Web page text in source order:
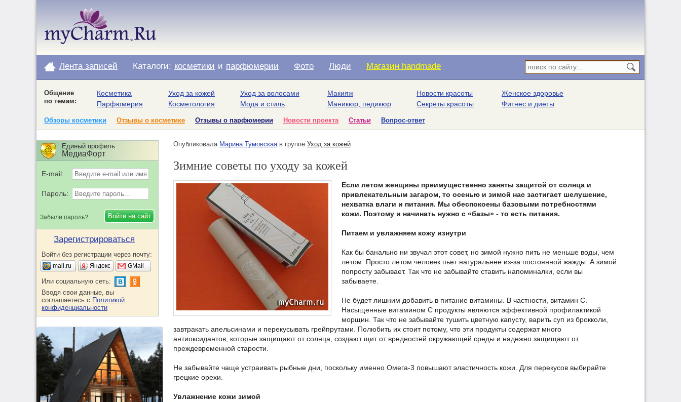
Лента записей Каталоги: косметики и парфюмерии Фото Люди Магазин handmade
Общение
по темам:
Косметика
Парфюмерия
Уход за кожей
Косметология
Уход за волосами
Мода и стиль
Макияж
Маникюр, педикюр
Новости красоты
Секреты красоты
Женское здоровье
Фитнес и диеты
Обзоры косметики Отзывы о косметике Отзывы о парфюмерии Новости проекта Статьи Вопрос-ответ
Опубликовала Марина Тумовская в группе Уход за кожей
Зимние советы по уходу за кожей
Если летом женщины преимущественно заняты защитой от солнца и
привлекательным загаром, то осенью и зимой нас застигает шелушение,
нехватка влаги и питания. Мы обеспокоены базовыми потребностями
кожи. Поэтому и начинать нужно с «базы» - то есть питания.
Питаем и увлажняем кожу изнутри
Как бы банально ни звучал этот совет, но зимой нужно пить не меньше воды, чем
летом. Просто летом человек пьет натуральнее из-за постоянной жажды. А зимой
попросту забывает. Так что не забывайте ставить напоминалки, если вы
забываете.
Не будет лишним добавить в питание витамины. В частности, витамин С.
Насыщенные витамином С продукты являются эффективной профилактикой
морщин. Так что не забывайте тушить цветную капусту, варить суп из брокколи,
завтракать апельсинами и перекусывать грейпрутами. Полюбить их стоит потому, что эти продукты содержат много
антиоксидантов, которые защищают от солнца, создают щит от вредностей окружающей среды и надежно защищают от
преждевременной старости.
Не забывайте чаще устраивать рыбные дни, поскольку именно Омега-3 повышают эластичность кожи. Для перекусов выбирайте
грецкие орехи.
Увлажнение кожи зимой
Единый профиль
МедиаФорт
E-mail:
Пароль:
Забыли пароль?
Зарегистрироваться
Войти без регистрации через почту:
mail.ru Яндекс GMail
Или социальную сеть:
Вводя свои данные, вы
соглашаетесь с Политикой
конфиденциальности